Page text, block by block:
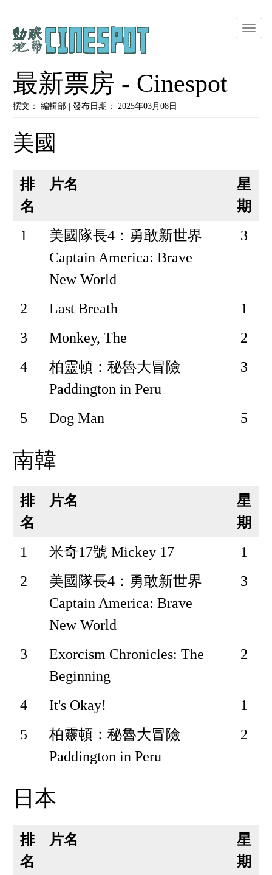
Toggle
最新票房 - Cinespot
撰文： 編輯部 | 發布日期： 2025年03月08日
美國
排
名
片名
星
期
1
美國隊長4：勇敢新世界
Captain America: Brave
New World
3
2 Last Breath
1
3
Monkey, The
2
4
柏靈頓：秘魯大冒險
Paddington in Peru
3
5 Dog Man 5
南韓
排
名
片名
星
期
1
米奇17號 Mickey 17
1
2
美國隊長4：勇敢新世界
Captain America: Brave
New World
3
3
Exorcism Chronicles: The
Beginning
2
4 It's Okay!
1
5
柏靈頓：秘魯大冒險
Paddington in Peru
2
日本
排
名
片名
星
期